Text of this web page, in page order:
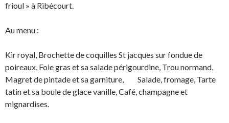
frioul » à Ribécourt.
Au menu :
Kir royal, Brochette de coquilles St jacques sur fondue de
poireaux, Foie gras et sa salade périgourdine, Trou normand,
Magret de pintade et sa garniture, Salade, fromage, Tarte
tatin et sa boule de glace vanille, Café, champagne et
mignardises.